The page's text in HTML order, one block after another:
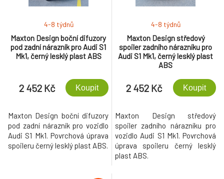
Maxton Design boční difuzory
pod zadní nárazník pro Audi S1
Mk1, černý lesklý plast ABS
4-8 týdnů
2 452 Kč Koupit
Maxton Design boční difuzory
pod zadní nárazník pro vozidlo
Audi S1 Mk1. Povrchová úprava
spoileru černý lesklý plast ABS.
Maxton Design středový
spoiler zadního nárazníku pro
Audi S1 Mk1, černý lesklý plast
ABS
4-8 týdnů
2 452 Kč Koupit
Maxton Design středový
spoiler zadního nárazníku pro
vozidlo Audi S1 Mk1. Povrchová
úprava spoileru černý lesklý
plast ABS.